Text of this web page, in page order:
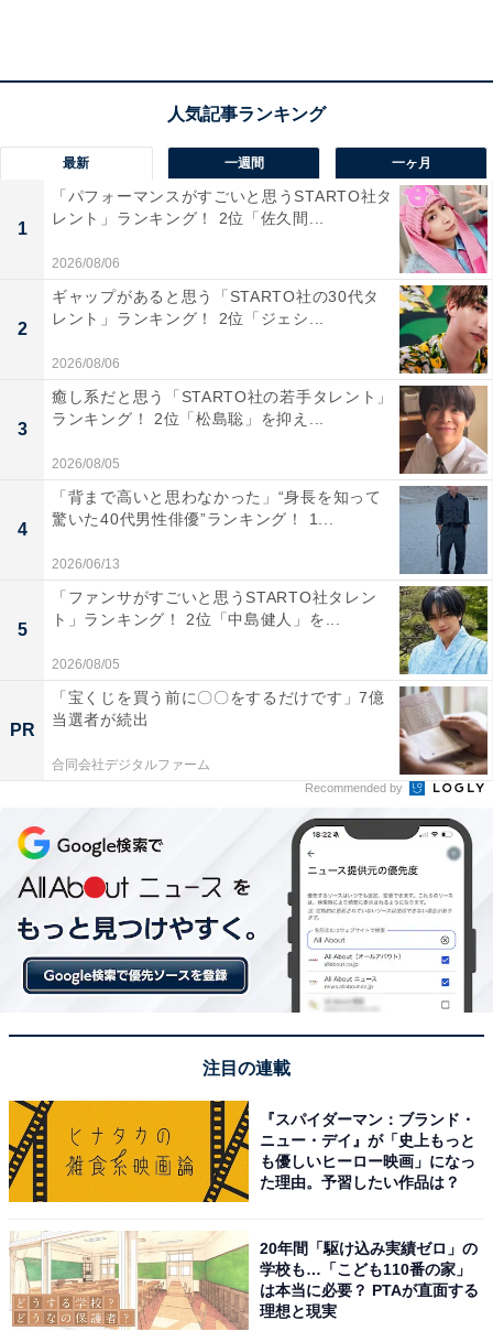
A post shared by 映画『THE FIRST SLAM DUNK』スタッフ
第3位は、湘北高校3年生のシューティングガード・三井
寿でした。精度の高い3ポイントシュートで、チームの
難局を何度も支える頼もしい存在。けがでバスケを離れ
ていたときの宮城リョータとの関わりは、映画『THE
FIRST SLAM DUNK』でも描かれています。
回答者からは、「体力の限界を迎えているのにも関わら
ず、大事なシーンで3Pシュートを決めてくれるから（18
歳男性）」「ここぞという場面でスリーを決めるから
（47歳男性）」「へとへとでも3Pシュートで必ずチーム
の窮地を救ってくれる姿がかっこよすぎます（23歳女
性）」など、ブランクがあり、少しスタミナ不足である
中でも大事な局面で3ポイントを決める姿が格好いいと
また、「一度はバスケから離れたけど、バスケ部に復帰
してからは持ち前のポテンシャルで中学MVP時代以上の
活躍を見せた努力と根性に勇気をもらえるから（26歳男
性）」「挫折を味わい、自分の弱さと向き合いながらも
強くなっていく姿が魅力的なため（35歳女性）」などの
城リョータのバスケの相手をしようとしたお兄さん的な
ところや、復帰時入口でお辞儀する真面目なところが素
敵だった（41歳女性）」など、映画ではリョータとの意
最新 一週間 一ヶ月
1
「パフォーマンスがすごいと思うSTARTO社タ
レント」ランキング！ 2位「佐久間...
2026/08/06
2
ギャップがあると思う「STARTO社の30代タ
レント」ランキング！ 2位「ジェシ...
2026/08/06
3
癒し系だと思う「STARTO社の若手タレント」
ランキング！ 2位「松島聡」を抑え...
2026/08/05
4
「背まで高いと思わなかった」“身長を知って
驚いた40代男性俳優”ランキング！ 1...
2026/06/13
5
「ファンサがすごいと思うSTARTO社タレン
ト」ランキング！ 2位「中島健人」を...
2026/08/05
PR
「宝くじを買う前に〇〇をするだけです」7億
当選者が続出
合同会社デジタルファーム
Recommended by
注目の連載
『スパイダーマン：ブランド・
ニュー・デイ』が「史上もっと
も優しいヒーロー映画」になっ
た理由。予習したい作品は？
20年間「駆け込み実績ゼロ」の
学校も…「こども110番の家」
は本当に必要？ PTAが直面する
理想と現実